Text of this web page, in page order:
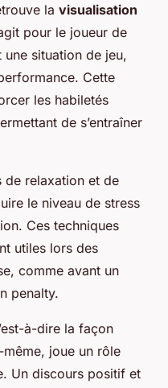
la visualisation
pour le joueur de
une situation de jeu,
Cette
les habiletés
de s’entraîner
de relaxation et de
le niveau de stress
Ces techniques
utiles lors des
comme avant un
penalty.
à-dire la façon
joue un rôle
Un discours positif et